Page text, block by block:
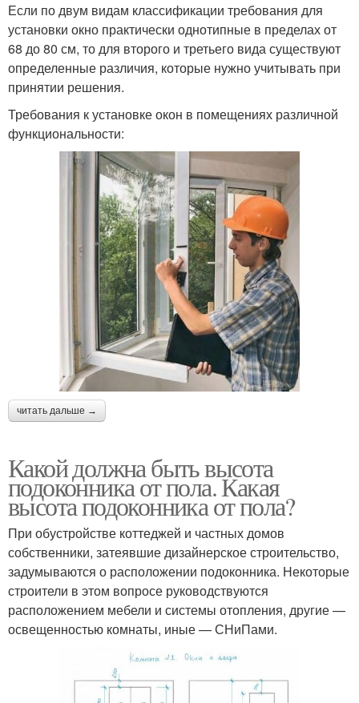
Если по двум видам классификации требования для
установки окно практически однотипные в пределах от
68 до 80 см, то для второго и третьего вида существуют
определенные различия, которые нужно учитывать при
принятии решения.
Требования к установке окон в помещениях различной
функциональности:
читать дальше →
Какой должна быть высота
подоконника от пола. Какая
высота подоконника от пола?
При обустройстве коттеджей и частных домов
собственники, затеявшие дизайнерское строительство,
задумываются о расположении подоконника. Некоторые
строители в этом вопросе руководствуются
расположением мебели и системы отопления, другие —
освещенностью комнаты, иные — СНиПами.